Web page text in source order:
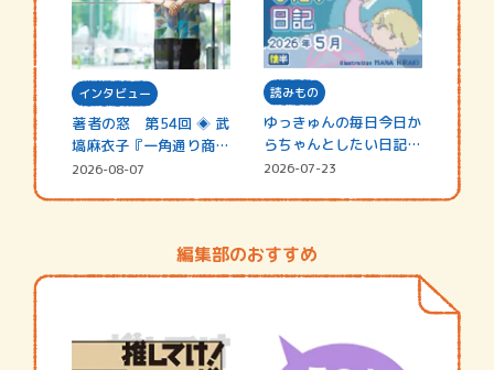
インタビュー
著者の窓 第54回 ◈ 武
塙麻衣子『一角通り商店
街の…
2026-08-07
読みもの
ゆっきゅんの毎日今日か
らちゃんとしたい日記
☆202…
2026-07-23
編集部のおすすめ